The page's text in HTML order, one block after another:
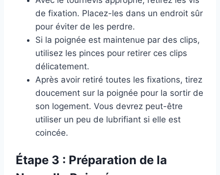
de fixation. Placez-les dans un endroit sûr
pour éviter de les perdre.
Si la poignée est maintenue par des clips,
utilisez les pinces pour retirer ces clips
délicatement.
Après avoir retiré toutes les fixations, tirez
doucement sur la poignée pour la sortir de
son logement. Vous devrez peut-être
utiliser un peu de lubrifiant si elle est
coincée.
Étape 3 : Préparation de la